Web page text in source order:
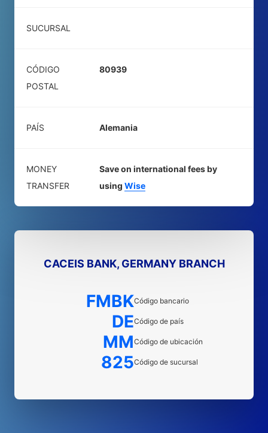
SUCURSAL
CÓDIGO
POSTAL
80939
PAÍS Alemania
MONEY
TRANSFER
Save on international fees by
using Wise
CACEIS BANK, GERMANY BRANCH
FMBKCódigo bancario
DECódigo de país
MMCódigo de ubicación
825Código de sucursal